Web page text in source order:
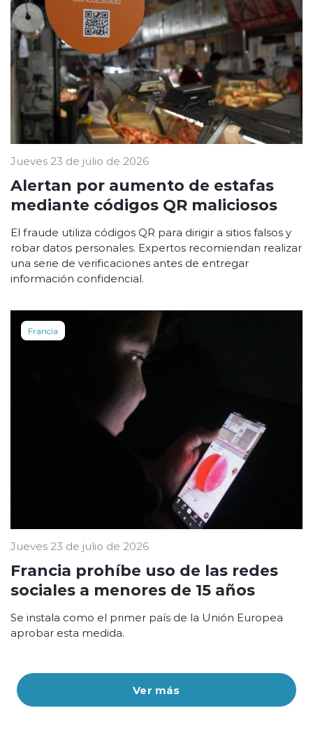
Ver más
Jueves 23 de julio de 2026
Alertan por aumento de estafas
mediante códigos QR maliciosos
El fraude utiliza códigos QR para dirigir a sitios falsos y
robar datos personales. Expertos recomiendan realizar
una serie de verificaciones antes de entregar
información confidencial.
Francia
Jueves 23 de julio de 2026
Francia prohíbe uso de las redes
sociales a menores de 15 años
Se instala como el primer país de la Unión Europea
aprobar esta medida.